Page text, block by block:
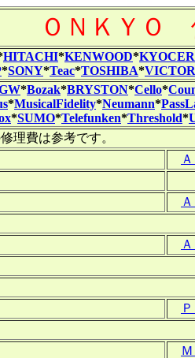
ＯＮＫＹＯ
HITACHI*KENWOOD*
*SONY*Teac*TOSHIBA*VICTOR
*Bozak*BRYSTON*Cello*
*MusicalFidelity*Neumann*
*SUMO*Telefunken*Threshold*
費は参考です。